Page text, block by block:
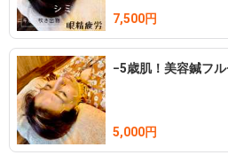
7,500円
−5歳肌！美容鍼フ
5,000円